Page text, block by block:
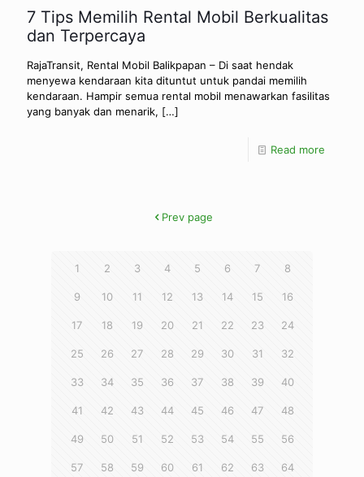
7 Tips Memilih Rental Mobil Berkualitas
dan Terpercaya
RajaTransit, Rental Mobil Balikpapan – Di saat hendak
menyewa kendaraan kita dituntut untuk pandai memilih
kendaraan. Hampir semua rental mobil menawarkan fasilitas
yang banyak dan menarik, […]
Read more
Prev page
1 2 3 4 5 6 7 8
9 10 11 12 13 14 15 16
17 18 19 20 21 22 23 24
25 26 27 28 29 30 31 32
33 34 35 36 37 38 39 40
41 42 43 44 45 46 47 48
49 50 51 52 53 54 55 56
57 58 59 60 61 62 63 64